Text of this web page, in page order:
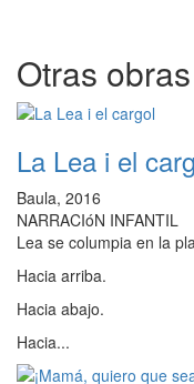
Otras
La Lea i el
Baula, 2016
NARRACIóN INFANTIL
Lea se columpia en la
Hacia arriba.
Hacia abajo.
Hacia...